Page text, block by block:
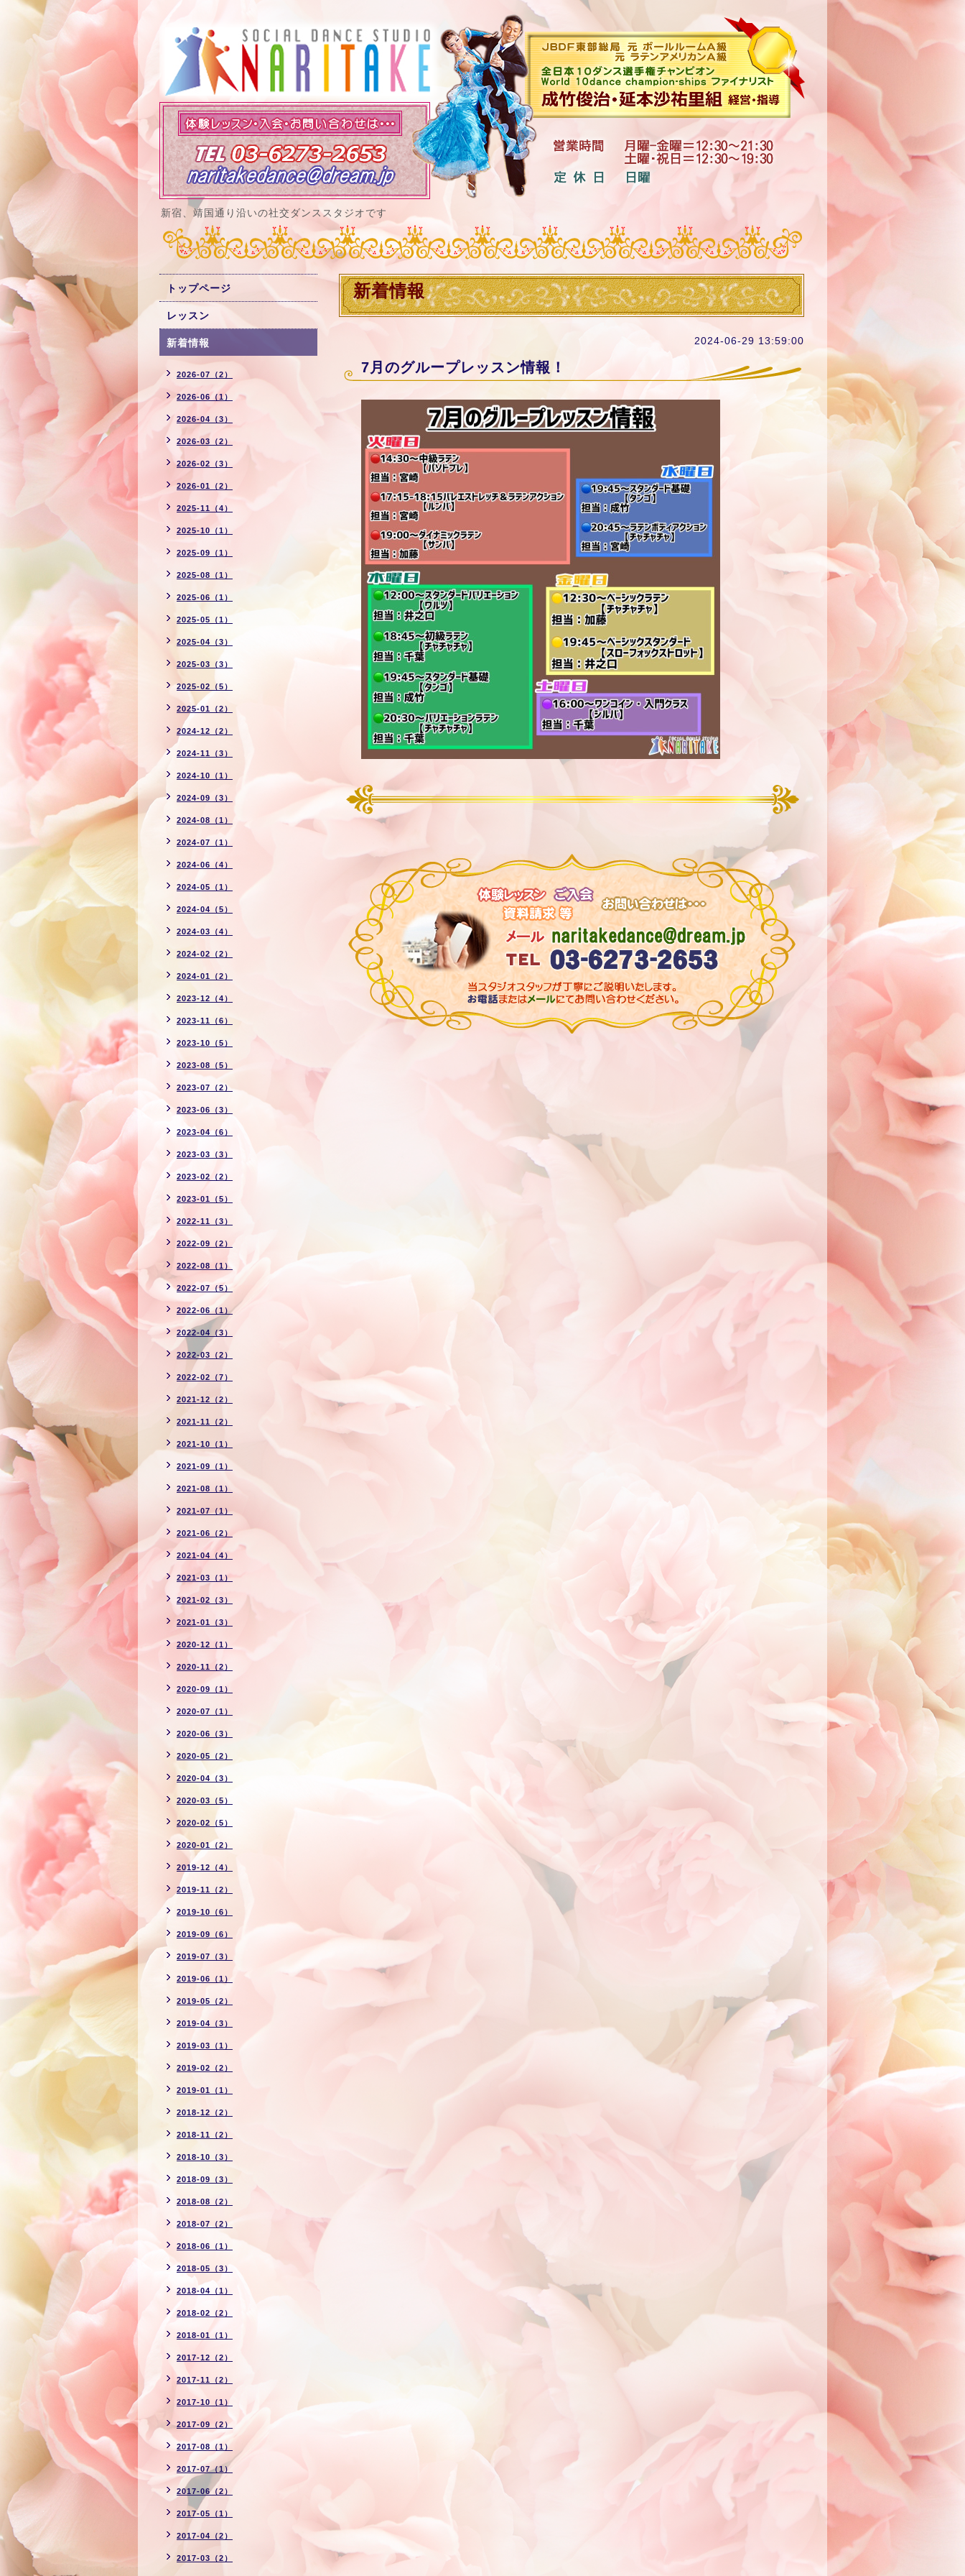
新宿、靖国通り沿いの社交ダンススタジオです
新着情報
2024-06-29 13:59:00
7月のグループレッスン情報！
トップページ
レッスン
新着情報
2026-07（2）
2026-06（1）
2026-04（3）
2026-03（2）
2026-02（3）
2026-01（2）
2025-11（4）
2025-10（1）
2025-09（1）
2025-08（1）
2025-06（1）
2025-05（1）
2025-04（3）
2025-03（3）
2025-02（5）
2025-01（2）
2024-12（2）
2024-11（3）
2024-10（1）
2024-09（3）
2024-08（1）
2024-07（1）
2024-06（4）
2024-05（1）
2024-04（5）
2024-03（4）
2024-02（2）
2024-01（2）
2023-12（4）
2023-11（6）
2023-10（5）
2023-08（5）
2023-07（2）
2023-06（3）
2023-04（6）
2023-03（3）
2023-02（2）
2023-01（5）
2022-11（3）
2022-09（2）
2022-08（1）
2022-07（5）
2022-06（1）
2022-04（3）
2022-03（2）
2022-02（7）
2021-12（2）
2021-11（2）
2021-10（1）
2021-09（1）
2021-08（1）
2021-07（1）
2021-06（2）
2021-04（4）
2021-03（1）
2021-02（3）
2021-01（3）
2020-12（1）
2020-11（2）
2020-09（1）
2020-07（1）
2020-06（3）
2020-05（2）
2020-04（3）
2020-03（5）
2020-02（5）
2020-01（2）
2019-12（4）
2019-11（2）
2019-10（6）
2019-09（6）
2019-07（3）
2019-06（1）
2019-05（2）
2019-04（3）
2019-03（1）
2019-02（2）
2019-01（1）
2018-12（2）
2018-11（2）
2018-10（3）
2018-09（3）
2018-08（2）
2018-07（2）
2018-06（1）
2018-05（3）
2018-04（1）
2018-02（2）
2018-01（1）
2017-12（2）
2017-11（2）
2017-10（1）
2017-09（2）
2017-08（1）
2017-07（1）
2017-06（2）
2017-05（1）
2017-04（2）
2017-03（2）